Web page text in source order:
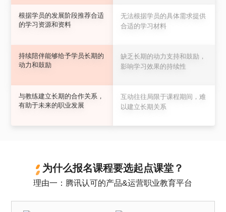
根据学员的发展阶段推荐合适
的学习资源和资料
持续陪伴能够给予学员长期的
动力和鼓励
与教练建立长期的合作关系，
有助于未来的职业发展
无法根据学员的具体需求提供
合适的学习材料
缺乏长期的动力支持和鼓励，
影响学习效果的持续性
互动往往局限于课程期间，难
以建立长期关系
为什么报名课程要选起点课堂？
理由一：腾讯认可的产品&运营职业教育平台